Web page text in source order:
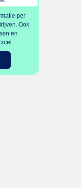
per
Ook
en